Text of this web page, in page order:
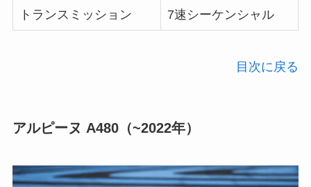
トランスミッション 7速シーケンシャル
目次に戻る
アルピーヌ A480（~2022年）